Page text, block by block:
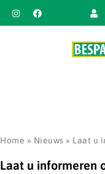
Home » Nieuws » Laat u
Laat u informeren